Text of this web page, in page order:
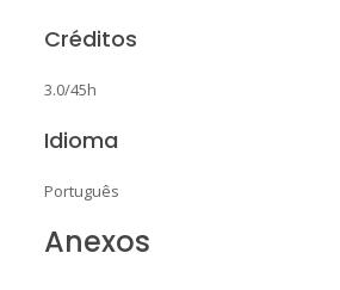
Créditos
3.0/45h
Idioma
Português
Anexos